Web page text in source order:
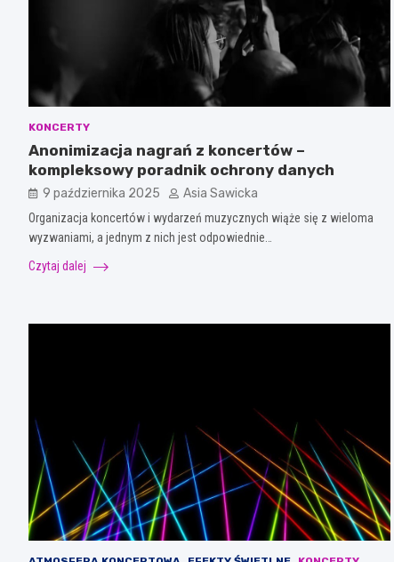
KONCERTY
Anonimizacja nagrań z koncertów –
kompleksowy poradnik ochrony danych
9 października 2025 Asia Sawicka
Organizacja koncertów i wydarzeń muzycznych wiąże się z wieloma
wyzwaniami, a jednym z nich jest odpowiednie…
Czytaj dalej